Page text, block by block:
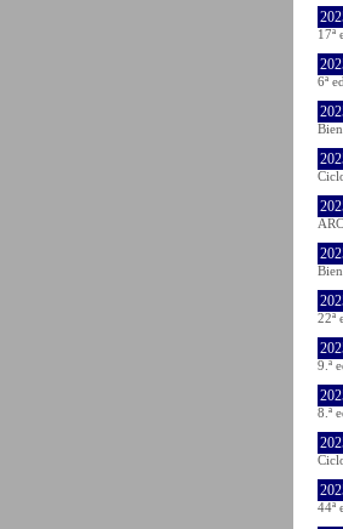
17ª
6ª
22ª
9.ª
8.ª
44ª